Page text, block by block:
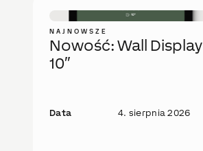
NAJNOWSZE
Nowość: Wall Display
10″
Data 4. sierpnia 2026